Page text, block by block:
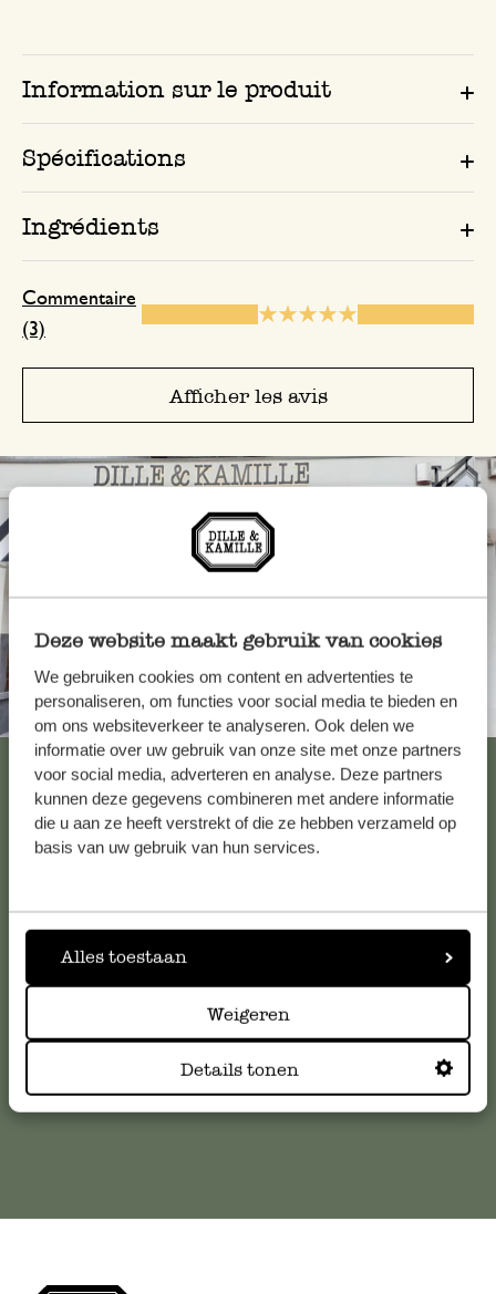
Deze website maakt gebruik van cookies
We gebruiken cookies om content en advertenties te
personaliseren, om functies voor social media te bieden en
om ons websiteverkeer te analyseren. Ook delen we
informatie over uw gebruik van onze site met onze partners
voor social media, adverteren en analyse. Deze partners
kunnen deze gegevens combineren met andere informatie
die u aan ze heeft verstrekt of die ze hebben verzameld op
basis van uw gebruik van hun services.
Alles toestaan
Weigeren
Details tonen
Information sur le produit
Spécifications
Ingrédients
Commentaire
(3)
Afficher les avis
Toujours à proximité
Voir les 62 magasins
Service clientèle
Pour toute question ou demande de conseil ou d’aide,
serviceclientele@dille-kamille.com
Service client en ligne
lavande.... Le tout glacé et c'est trop
Bien ensachées, pas de
10 septembre 2024
Seule une note a été attribuée, sans
17 septembre 2024
commentaire. Profitez de vos